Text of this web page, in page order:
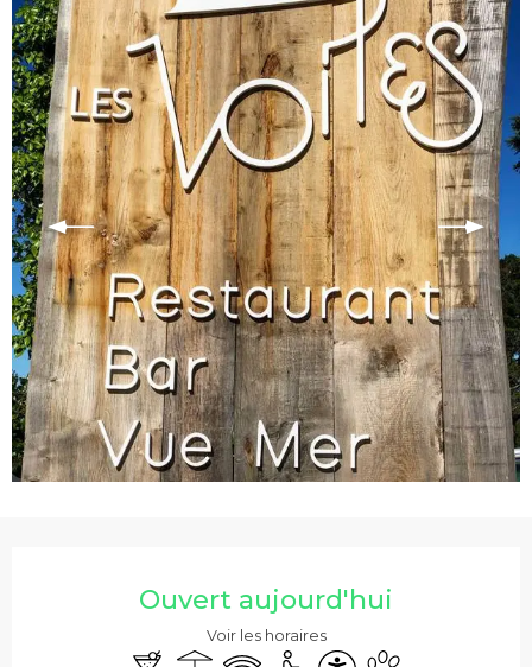
Ouvert aujourd'hui
Voir les horaires
Bar / Buvette
Terrasse
WiFi Accès handicapés
Accessibilité
Animaux